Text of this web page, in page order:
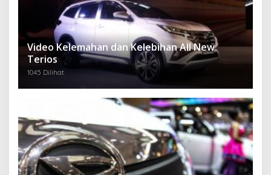
Video Kelemahan dan Kelebihan All New
Terios
1045 Dilihat